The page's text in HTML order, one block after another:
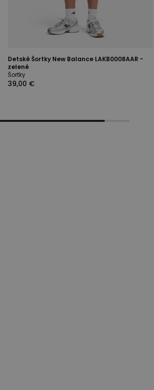
Detské Šortky New Balance LAKB0008AAR -
zelené
Šortky
39,00 €